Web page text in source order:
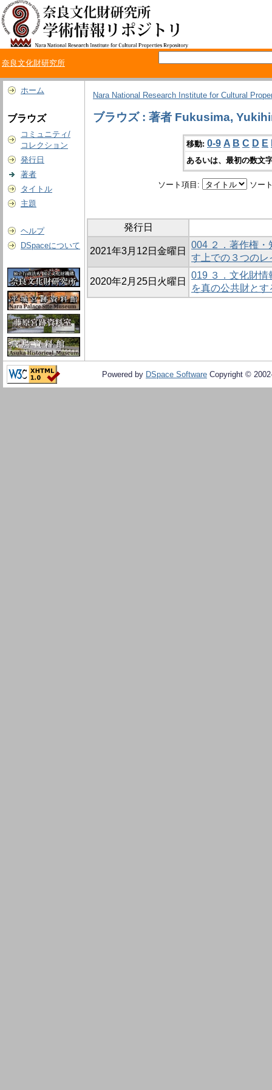
奈良文化財研究所
ホーム
ブラウズ
コミュニティ/
コレクション
発行日
著者
タイトル
主題
ヘルプ
DSpaceについて
Nara National Research Institute for Cultural
ブラウズ : 著者 Fukusima,
移動: 0-9 A B C D E
あるいは、最初の数文
ソート項目: ソー
発行日
2021年3月12日金曜日
004 ２．著作権・
す上での３つのレ
2020年2月25日火曜日
019 ３．文化財情
を真の公共財とす
Powered by DSpace Software Copyright ©